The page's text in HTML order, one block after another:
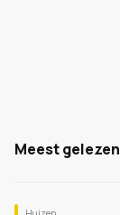
Meest gelezen